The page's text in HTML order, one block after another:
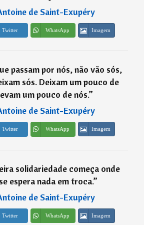
de Saint-Exupéry
Twitter WhatsApp Imagem
passam por nós, não vão sós,
sós. Deixam um pouco de
um pouco de nós.”
de Saint-Exupéry
Twitter WhatsApp Imagem
solidariedade começa onde
espera nada em troca.”
de Saint-Exupéry
Twitter WhatsApp Imagem